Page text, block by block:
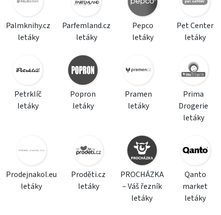
Palmknihy.cz
letáky
Parfemland.cz
letáky
Pepco
letáky
Pet Center
letáky
Petrklíč
letáky
Popron
letáky
Pramen
letáky
Prima
Drogerie
letáky
Prodejnakol.eu
letáky
Proděti.cz
letáky
PROCHÁZKA
– Váš řezník
letáky
Qanto
market
letáky